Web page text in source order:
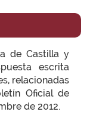
de Castilla y
escrita
relacionadas
Oficial de
de 2012.